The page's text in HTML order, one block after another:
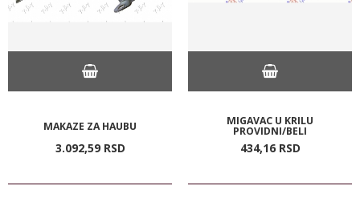
MAKAZE ZA HAUBU
3.092,59 RSD
MIGAVAC U KRILU
PROVIDNI/BELI
434,16 RSD